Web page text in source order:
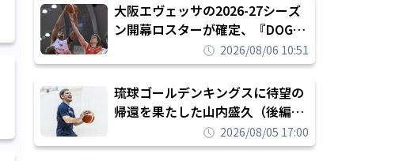
大阪エヴェッサの2026-27シーズ
ン開幕ロスターが確定、『DOG
FIGHT』のチームカルチャーを推
し進めて結果を求めるシーズンへ
2026/08/06 10:51
琉球ゴールデンキングスに待望の
帰還を果たした山内盛久（後編）
「1人のウチナーンチュとしてみ
んなが誇りに思えるチームにして
2026/08/05 17:00